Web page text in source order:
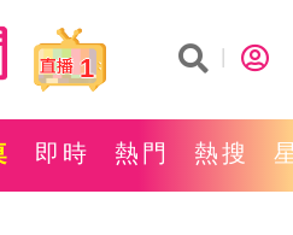
1
即時 熱門 熱搜